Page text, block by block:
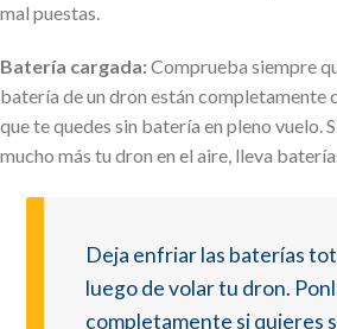
mal puestas.
Batería cargada:Comprueba siempre
batería de un dron están completamente
que te quedes sin batería en pleno vuelo.
mucho más tu dron en el aire, lleva
Deja enfriar las baterías
luego de volar tu dron.
completamente si quieres